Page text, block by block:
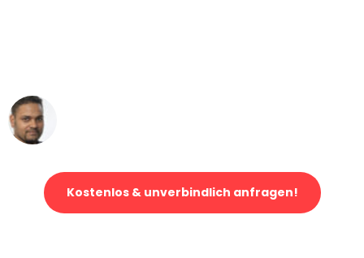
Kostenlos & unverbindlich anfragen!